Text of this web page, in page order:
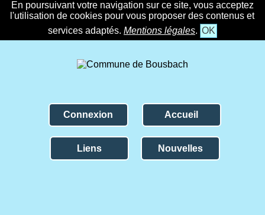
En poursuivant votre navigation sur ce site, vous acceptez
l'utilisation de cookies pour vous proposer des contenus et
services adaptés. Mentions légales. OK
Connexion Accueil
Liens Nouvelles